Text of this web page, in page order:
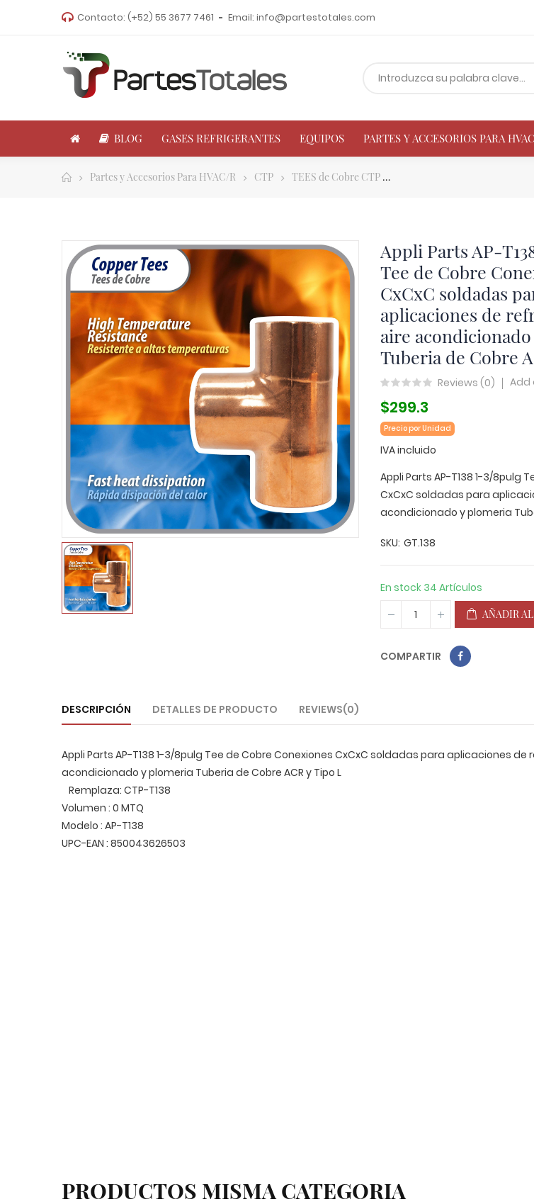
Contacto: (+52) 55 3677 7461 Email: info@partestotales.com
BLOG GASES REFRIGERANTES EQUIPOS PARTES Y ACCESORIOS PARA
Partes y Accesorios Para HVAC/R CTP TEES de Cobre CTP
Appli Parts AP-
Tee de Cobre
CxCxC soldadas
aplicaciones de
aire
Tuberia de Cobre
Reviews (0) Add
$299.3
Precio por Unidad
IVA incluido
Appli Parts AP-T138 1-3/8pulg
CxCxC soldadas para
acondicionado y plomeria
SKU GT.138
En stock 34 Artículos
AÑADIR
COMPARTIR
DESCRIPCIÓN DETALLES DE PRODUCTO REVIEWS(0)
Appli Parts AP-T138 1-3/8pulg Tee de Cobre Conexiones CxCxC soldadas para aplicaciones de
acondicionado y plomeria Tuberia de Cobre ACR y Tipo L
Remplaza: CTP-T138
Volumen : 0 MTQ
Modelo : AP-T138
UPC-EAN : 850043626503
PRODUCTOS MISMA CATEGORIA